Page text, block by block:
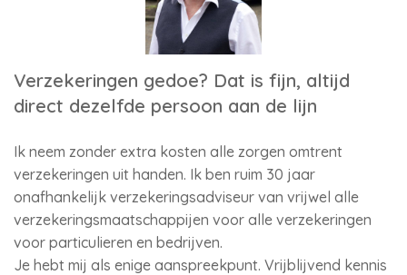
Verzekeringen gedoe? Dat is fijn, altijd
direct dezelfde persoon aan de lijn
Ik neem zonder extra kosten alle zorgen omtrent
verzekeringen uit handen. Ik ben ruim 30 jaar
onafhankelijk verzekeringsadviseur van vrijwel alle
verzekeringsmaatschappijen voor alle verzekeringen
voor particulieren en bedrijven.
Je hebt mij als enige aanspreekpunt. Vrijblijvend kennis